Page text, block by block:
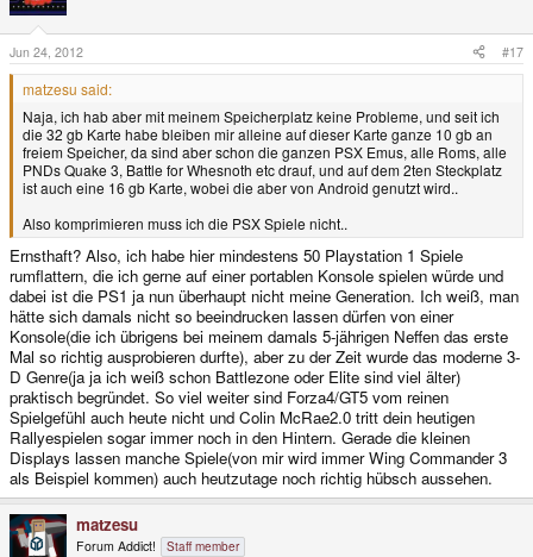
Jun 24, 2012 #17
matzesu said:
Naja, ich hab aber mit meinem Speicherplatz keine Probleme, und seit ich
die 32 gb Karte habe bleiben mir alleine auf dieser Karte ganze 10 gb an
freiem Speicher, da sind aber schon die ganzen PSX Emus, alle Roms, alle
PNDs Quake 3, Battle for Whesnoth etc drauf, und auf dem 2ten Steckplatz
ist auch eine 16 gb Karte, wobei die aber von Android genutzt wird..
Also komprimieren muss ich die PSX Spiele nicht..
Ernsthaft? Also, ich habe hier mindestens 50 Playstation 1 Spiele
rumflattern, die ich gerne auf einer portablen Konsole spielen würde und
dabei ist die PS1 ja nun überhaupt nicht meine Generation. Ich weiß, man
hätte sich damals nicht so beeindrucken lassen dürfen von einer
Konsole(die ich übrigens bei meinem damals 5-jährigen Neffen das erste
Mal so richtig ausprobieren durfte), aber zu der Zeit wurde das moderne 3-
D Genre(ja ja ich weiß schon Battlezone oder Elite sind viel älter)
praktisch begründet. So viel weiter sind Forza4/GT5 vom reinen
Spielgefühl auch heute nicht und Colin McRae2.0 tritt dein heutigen
Rallyespielen sogar immer noch in den Hintern. Gerade die kleinen
Displays lassen manche Spiele(von mir wird immer Wing Commander 3
als Beispiel kommen) auch heutzutage noch richtig hübsch aussehen.
matzesu
Forum Addict! Staff member